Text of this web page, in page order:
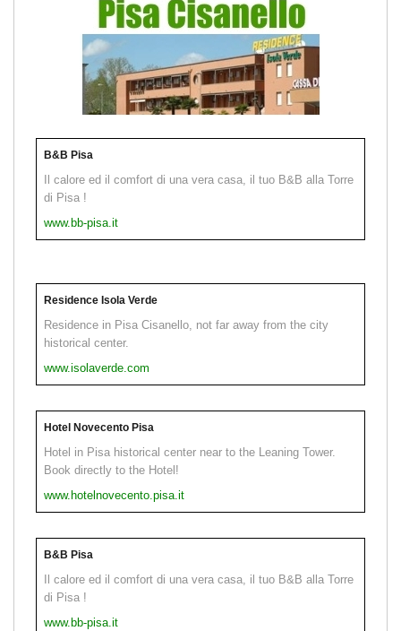
B&B Pisa
Il calore ed il comfort di una vera casa, il tuo B&B alla Torre
di Pisa !
www.bb-pisa.it
Residence Isola Verde
Residence in Pisa Cisanello, not far away from the city
historical center.
www.isolaverde.com
Hotel Novecento Pisa
Hotel in Pisa historical center near to the Leaning Tower.
Book directly to the Hotel!
www.hotelnovecento.pisa.it
B&B Pisa
Il calore ed il comfort di una vera casa, il tuo B&B alla Torre
di Pisa !
www.bb-pisa.it